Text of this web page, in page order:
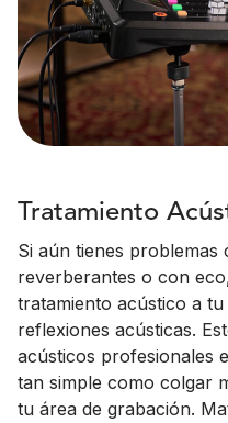
Tratamiento
Si aún tienes problemas
reverberantes o con
tratamiento acústico a
reflexiones acústicas.
acústicos profesionales
tan simple como colgar
tu área de grabación.